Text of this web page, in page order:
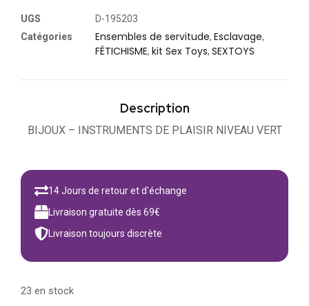
UGS
D-195203
Catégories
Ensembles de servitude, Esclavage,
FÉTICHISME, kit Sex Toys, SEXTOYS
Description
BIJOUX – INSTRUMENTS DE PLAISIR NIVEAU VERT
14 Jours de retour et d'échange
Livraison gratuite dès 69€
Livraison toujours discrète
23 en stock